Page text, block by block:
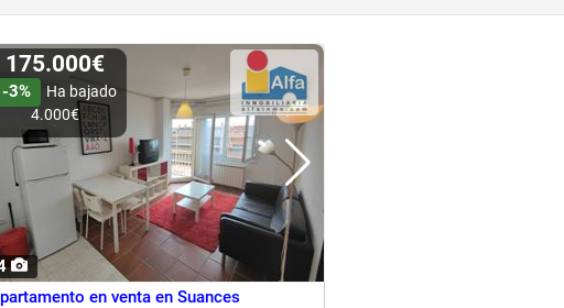
175.000€
-3%
Ha bajado
4.000€
en venta en Suances